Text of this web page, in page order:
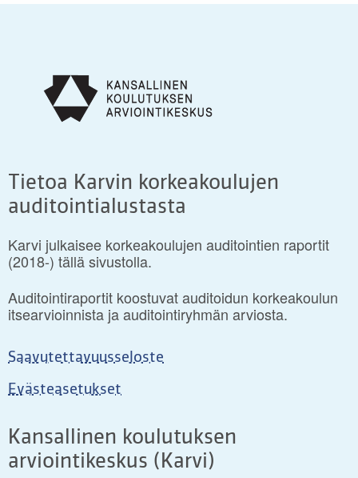
Tietoa Karvin korkeakoulujen
auditointialustasta
Karvi julkaisee korkeakoulujen auditointien raportit
(2018-) tällä sivustolla.
Auditointiraportit koostuvat auditoidun korkeakoulun
itsearvioinnista ja auditointiryhmän arviosta.
Saavutettavuusseloste
Evästeasetukset
Kansallinen koulutuksen
arviointikeskus (Karvi)